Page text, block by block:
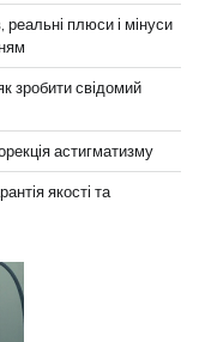
реальні плюси і мінуси
зробити свідомий
астигматизму
якості та